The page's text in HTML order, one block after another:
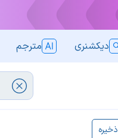
دیکشنری مترجم
ذخیره